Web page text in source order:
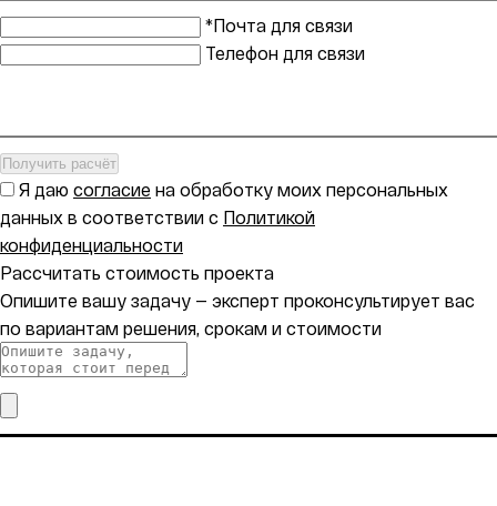
*Почта для связи
Телефон для связи
Получить расчёт
Я даю согласие на обработку моих персональных
данных в соответствии с Политикой
конфиденциальности
Рассчитать стоимость проекта
Опишите вашу задачу — эксперт проконсультирует вас
по вариантам решения, срокам и стоимости